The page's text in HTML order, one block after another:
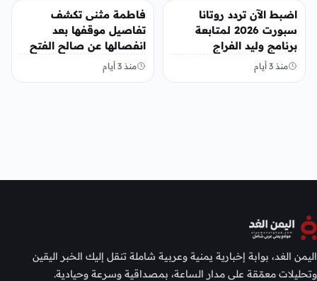
اضبط الآن تردد روتانا
سبورت 2026 لمتابعة
برنامج وليد الفراج
منذ 3 أيام
منوعات
فاطمة مثنى تكشف
تفاصيل موقفها بعد
انفصالها عن صالح الفتح
منذ 3 أيام
اليمن الغد، بوابة إخبارية يمنية وعربية شاملة تنقل إليك الخبر اليقين
وتحليلات معمّقة على مدار الساعة، بمصداقية وسرعة وحيادية.